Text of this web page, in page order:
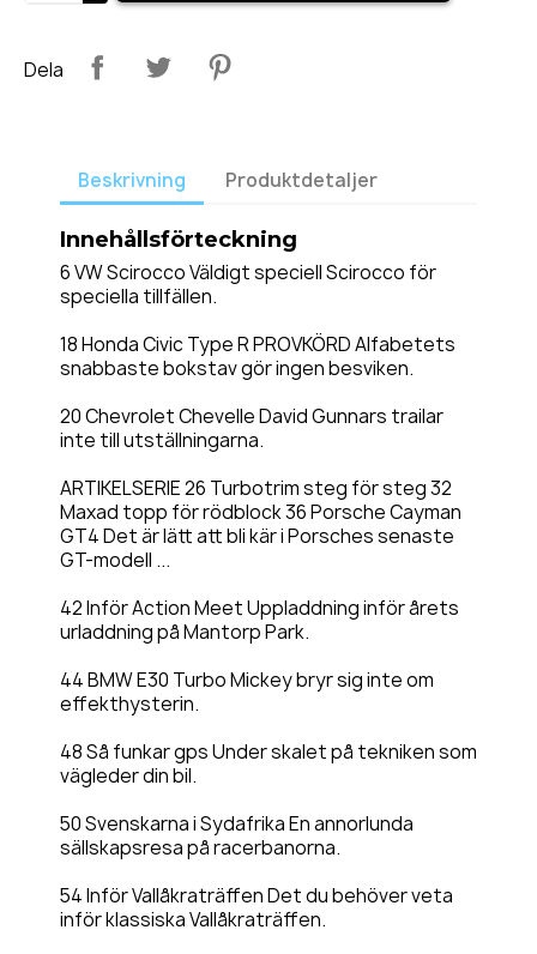
Dela
Beskrivning Produktdetaljer
Innehållsförteckning
6 VW Scirocco Väldigt speciell Scirocco för
speciella tillfällen.
18 Honda Civic Type R PROVKÖRD Alfabetets
snabbaste bokstav gör ingen besviken.
20 Chevrolet Chevelle David Gunnars trailar
inte till utställningarna.
ARTIKELSERIE 26 Turbotrim steg för steg 32
Maxad topp för rödblock 36 Porsche Cayman
GT4 Det är lätt att bli kär i Porsches senaste
GT-modell ...
42 Inför Action Meet Uppladdning inför årets
urladdning på Mantorp Park.
44 BMW E30 Turbo Mickey bryr sig inte om
effekthysterin.
48 Så funkar gps Under skalet på tekniken som
vägleder din bil.
50 Svenskarna i Sydafrika En annorlunda
sällskapsresa på racerbanorna.
54 Inför Vallåkraträffen Det du behöver veta
inför klassiska Vallåkraträffen.